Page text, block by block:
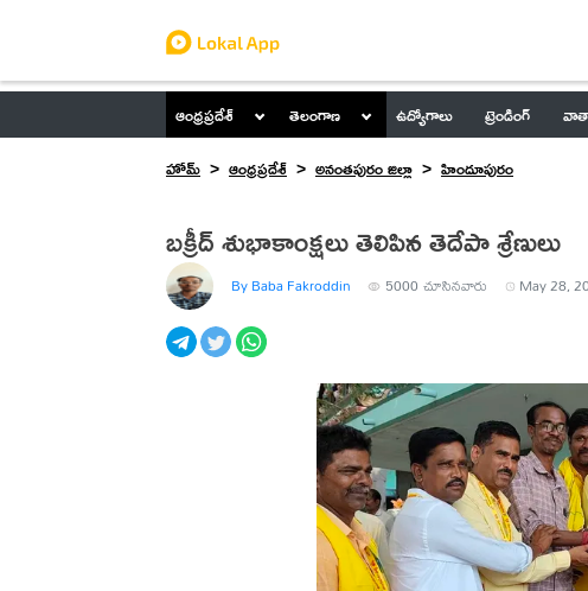
ఆంధ్రప్రదేశ్ తెలంగాణ ఉద్యోగాలు ట్రెండింగ్
హోమ్
ఆంధ్రప్రదేశ్ అనంతపురం జిల్లా హిందూపురం
బక్రీద్ శుభాకాంక్షలు తెలిపిన తెదేపా శ్రేణులు
By Baba Fakroddin 5000 చూసినవారు May 28,